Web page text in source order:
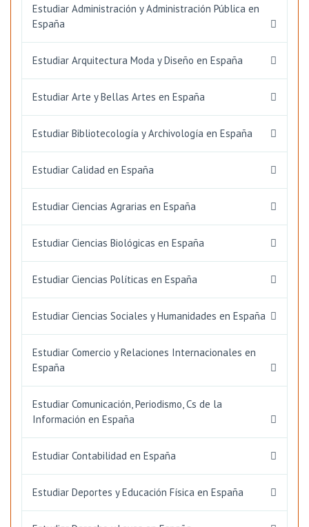
Estudiar Administración y Administración Pública en
España
Estudiar Arquitectura Moda y Diseño en España
Estudiar Arte y Bellas Artes en España
Estudiar Bibliotecología y Archivología en España
Estudiar Calidad en España
Estudiar Ciencias Agrarias en España
Estudiar Ciencias Biológicas en España
Estudiar Ciencias Políticas en España
Estudiar Ciencias Sociales y Humanidades en España
Estudiar Comercio y Relaciones Internacionales en
España
Estudiar Comunicación, Periodismo, Cs de la
Información en España
Estudiar Contabilidad en España
Estudiar Deportes y Educación Física en España